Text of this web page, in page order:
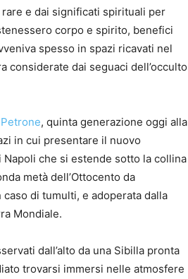
e dai significati spirituali per
corpo e spirito, benefici
spesso in spazi ricavati nel
considerate dai seguaci dell’occulto
, quinta generazione oggi alla
in cui presentare il nuovo
che si estende sotto la collina
metà dell’Ottocento da
di tumulti, e adoperata dalla
Mondiale.
dall’alto da una Sibilla pronta
trovarsi immersi nelle atmosfere